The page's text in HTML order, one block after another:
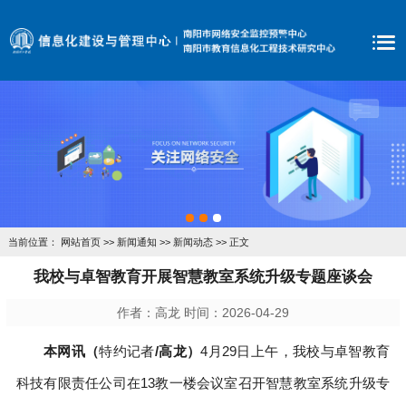
当前位置： 网站首页>> 新闻通知 >> 新闻动态>> 正文
我校与卓智教育开展智慧教室系统升级专题座谈会
作者：高龙 时间：2026-04-29
本网讯（特约记者/高龙）4月29日上午，我校与卓智教育
科技有限责任公司在13教一楼会议室召开智慧教室系统升级专